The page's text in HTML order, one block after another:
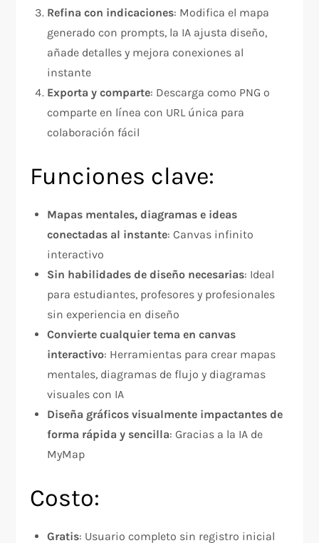
Refina con indicaciones: Modifica el mapa
generado con prompts, la IA ajusta diseño,
añade detalles y mejora conexiones al
instante
Exporta y comparte: Descarga como PNG o
comparte en línea con URL única para
colaboración fácil
Funciones clave:
Mapas mentales, diagramas e ideas
conectadas al instante: Canvas infinito
interactivo
Sin habilidades de diseño necesarias: Ideal
para estudiantes, profesores y profesionales
sin experiencia en diseño
Convierte cualquier tema en canvas
interactivo: Herramientas para crear mapas
mentales, diagramas de flujo y diagramas
visuales con IA
Diseña gráficos visualmente impactantes de
forma rápida y sencilla: Gracias a la IA de
MyMap
Costo:
Gratis: Usuario completo sin registro inicial